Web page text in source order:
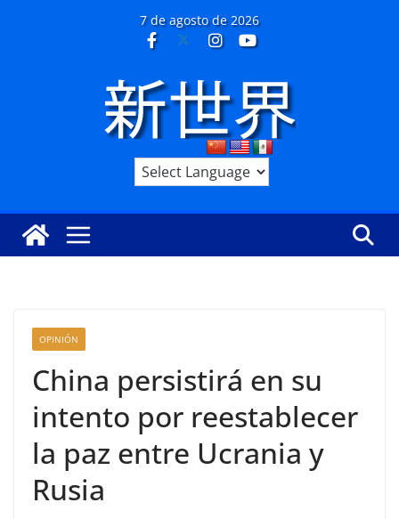
7 de agosto de 2026
OPINIÓN
China persistirá en su
intento por reestablecer
la paz entre Ucrania y
Rusia